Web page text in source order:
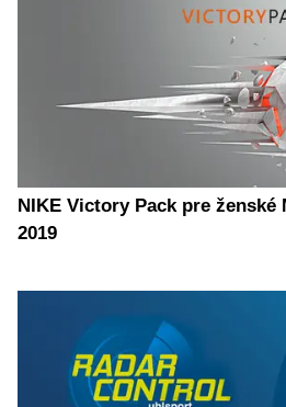
NIKE Victory Pack pre ženské
2019